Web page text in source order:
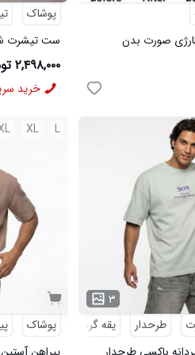
شارژی صورت بدن
پوشاک
مشکی
۲,۴۹۸,۰۰۰ تومان
خرید
۳
طرحدار
یقه گرد
L
XL
پوشاک